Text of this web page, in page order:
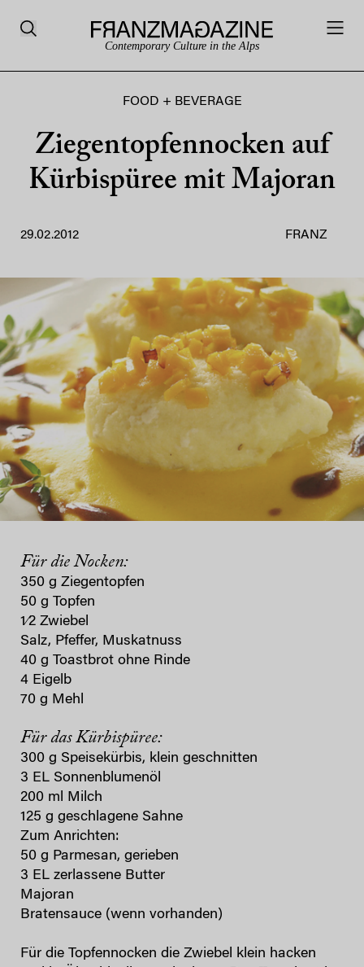
Contemporary Culture in the Alps
FOOD + BEVERAGE
Ziegentopfennocken auf
Kürbispüree mit Majoran
29.02.2012 FRANZ
Für die Nocken:
350 g Ziegentopfen
50 g Topfen
1⁄2 Zwiebel
Salz, Pfeffer, Muskatnuss
40 g Toastbrot ohne Rinde
4 Eigelb
70 g Mehl
Für das Kürbispüree:
300 g Speisekürbis, klein geschnitten
3 EL Sonnenblumenöl
200 ml Milch
125 g geschlagene Sahne
Zum Anrichten:
50 g Parmesan, gerieben
3 EL zerlassene Butter
Majoran
Bratensauce (wenn vorhanden)
Für die Topfennocken die Zwiebel klein hacken